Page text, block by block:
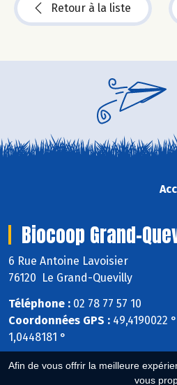
Afin de vous offrir la meilleure
vous
Retour à la liste
Biocoop Grand-
6 Rue Antoine Lavoisier
76120 Le Grand-Quevilly
Téléphone : 02 78 77 57 10
Coordonnées GPS : 49,4190022
1,0448181 °